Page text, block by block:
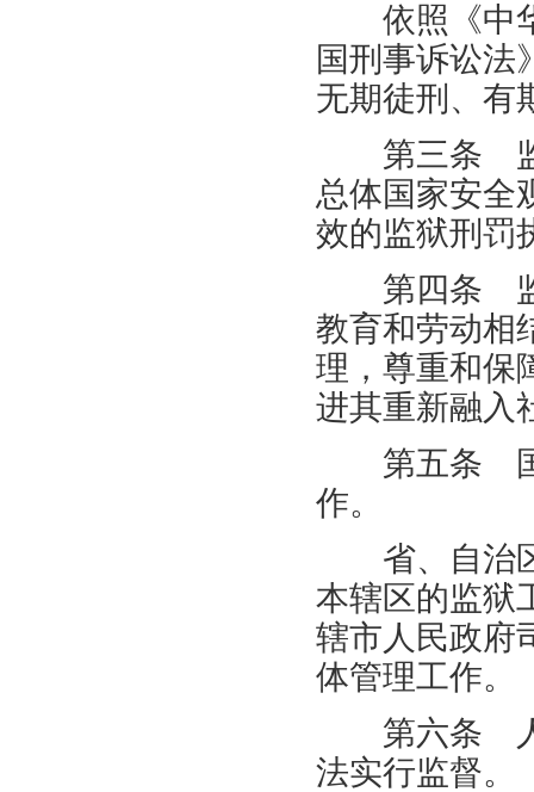
依照《中华
国刑事诉讼法
无期徒刑、有
第三条 监
总体国家安全
效的监狱刑罚
第四条 监
教育和劳动相
理，尊重和保
进其重新融入
第五条 国
作。
省、自治区
本辖区的监狱
辖市人民政府
体管理工作。
第六条 人
法实行监督。